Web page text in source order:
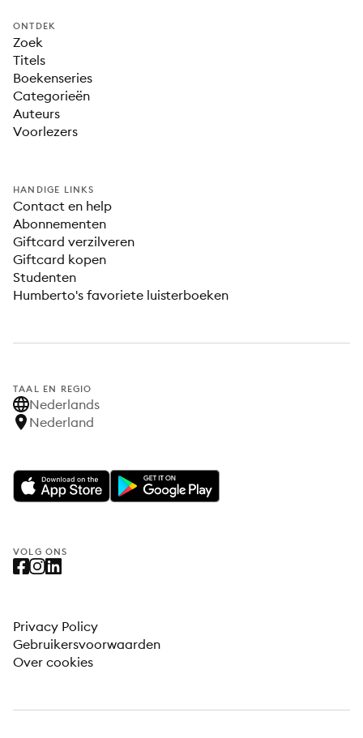
ONTDEK
Zoek
Titels
Boekenseries
Categorieën
Auteurs
Voorlezers
HANDIGE LINKS
Contact en help
Abonnementen
Giftcard verzilveren
Giftcard kopen
Studenten
Humberto's favoriete luisterboeken
TAAL EN REGIO
Nederlands
Nederland
VOLG ONS
Privacy Policy
Gebruikersvoorwaarden
Over cookies